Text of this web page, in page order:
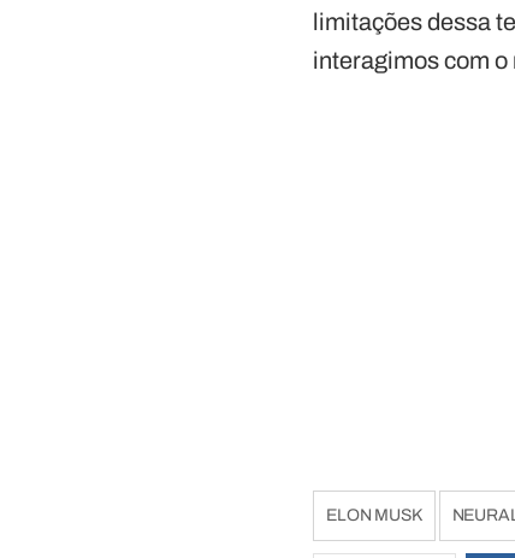
limitações dessa
interagimos com o
ELON MUSK